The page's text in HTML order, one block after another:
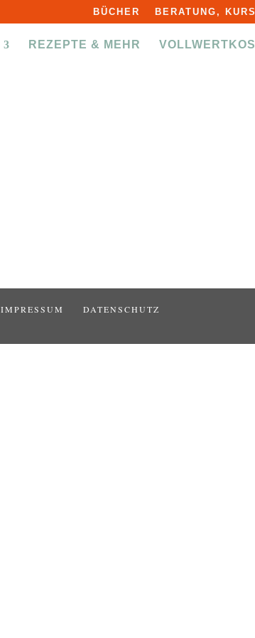
BÜCHER BERATUNG,
REZEPTE & MEHR
IMPRESSUM DATENSCHUTZ